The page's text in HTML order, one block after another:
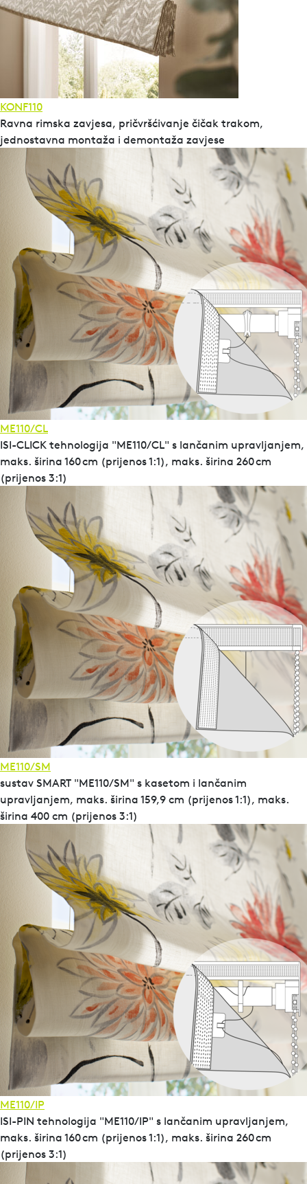
KONF110
Ravna rimska zavjesa, pričvršćivanje čičak trakom,
jednostavna montaža i demontaža zavjese
ME110/CL
ISI-CLICK tehnologija "ME110/CL" s lančanim upravljanjem,
maks. širina 160 cm (prijenos 1:1), maks. širina 260 cm
(prijenos 3:1)
ME110/SM
sustav SMART "ME110/SM" s kasetom i lančanim
upravljanjem, maks. širina 159,9 cm (prijenos 1:1), maks.
širina 400 cm (prijenos 3:1)
ME110/IP
ISI-PIN tehnologija "ME110/IP" s lančanim upravljanjem,
maks. širina 160 cm (prijenos 1:1), maks. širina 260 cm
(prijenos 3:1)